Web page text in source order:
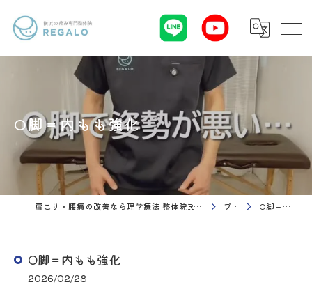
O脚＝内もも強化
肩こり・腰痛の改善なら理学療法 整体院Regalo（横浜市神奈川区白楽駅） ブログ O脚＝内もも強化
O脚＝内もも強化
2026/02/28